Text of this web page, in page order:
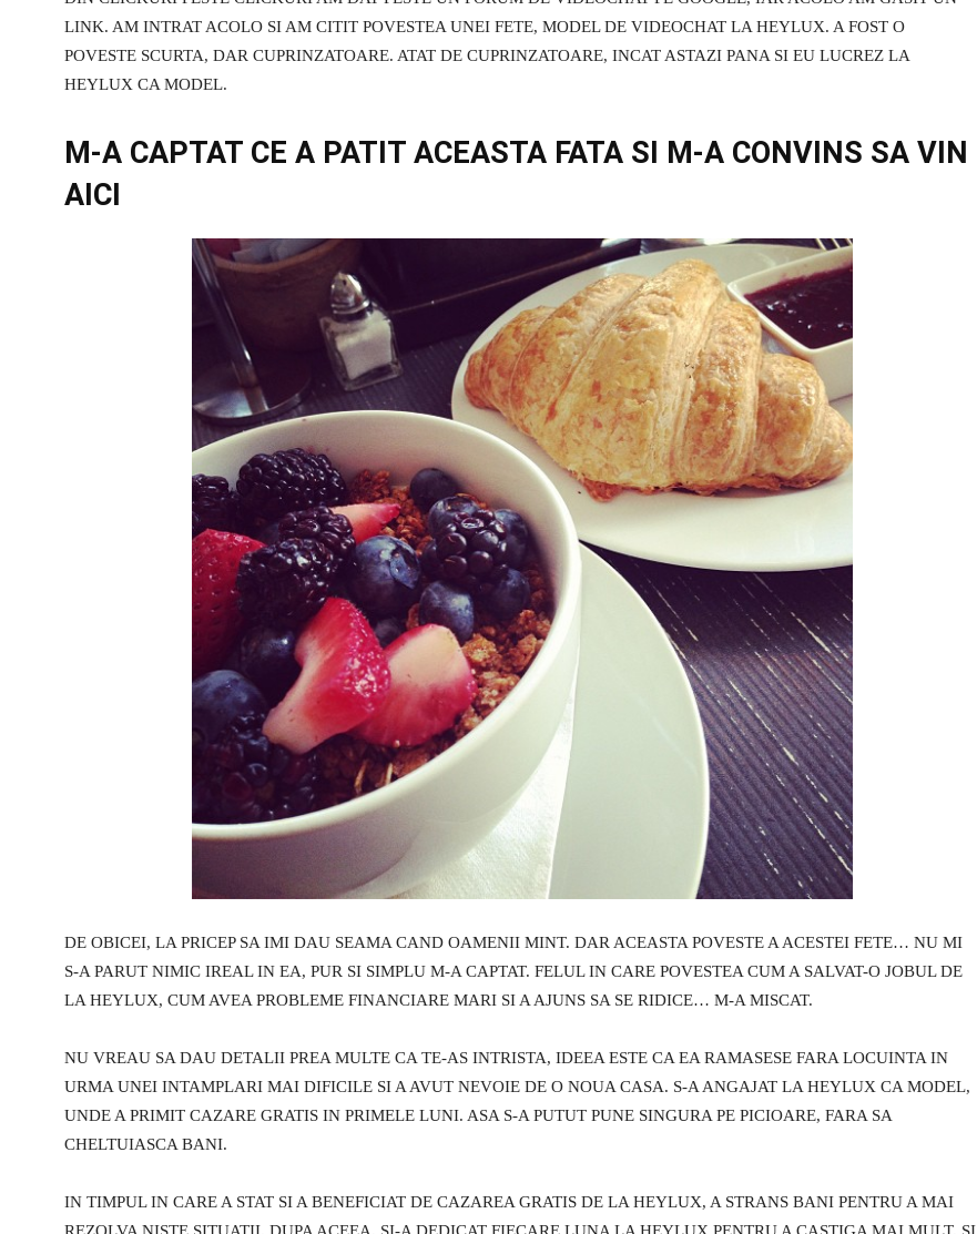
LINK. AM INTRAT ACOLO SI AM CITIT POVESTEA UNEI FETE, MODEL DE VIDEOCHAT LA HEYLUX. A FOST O
POVESTE SCURTA, DAR CUPRINZATOARE. ATAT DE CUPRINZATOARE, INCAT ASTAZI PANA SI EU LUCREZ LA
HEYLUX CA MODEL.
M-A CAPTAT CE A PATIT ACEASTA FATA SI M-A CONVINS SA VIN
AICI
DE OBICEI, LA PRICEP SA IMI DAU SEAMA CAND OAMENII MINT. DAR ACEASTA POVESTE A ACESTEI FETE… NU MI
S-A PARUT NIMIC IREAL IN EA, PUR SI SIMPLU M-A CAPTAT. FELUL IN CARE POVESTEA CUM A SALVAT-O JOBUL DE
LA HEYLUX, CUM AVEA PROBLEME FINANCIARE MARI SI A AJUNS SA SE RIDICE… M-A MISCAT.
NU VREAU SA DAU DETALII PREA MULTE CA TE-AS INTRISTA, IDEEA ESTE CA EA RAMASESE FARA LOCUINTA IN
URMA UNEI INTAMPLARI MAI DIFICILE SI A AVUT NEVOIE DE O NOUA CASA. S-A ANGAJAT LA HEYLUX CA MODEL,
UNDE A PRIMIT CAZARE GRATIS IN PRIMELE LUNI. ASA S-A PUTUT PUNE SINGURA PE PICIOARE, FARA SA
CHELTUIASCA BANI.
IN TIMPUL IN CARE A STAT SI A BENEFICIAT DE CAZAREA GRATIS DE LA HEYLUX, A STRANS BANI PENTRU A MAI